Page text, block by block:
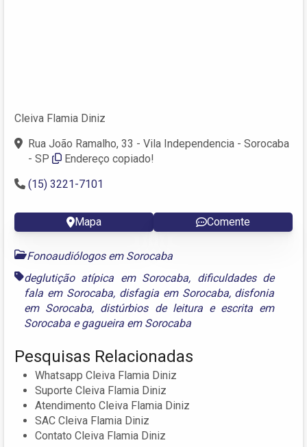
Cleiva Flamia Diniz
Rua João Ramalho, 33 - Vila Independencia - Sorocaba
- SP
Endereço copiado!
(15) 3221-7101
Mapa Comente
Fonoaudiólogos em Sorocaba
deglutição atípica em Sorocaba, dificuldades de
fala em Sorocaba, disfagia em Sorocaba, disfonia
em Sorocaba, distúrbios de leitura e escrita em
Sorocaba egagueira em Sorocaba
Pesquisas Relacionadas
Whatsapp Cleiva Flamia Diniz
Suporte Cleiva Flamia Diniz
Atendimento Cleiva Flamia Diniz
SAC Cleiva Flamia Diniz
Contato Cleiva Flamia Diniz